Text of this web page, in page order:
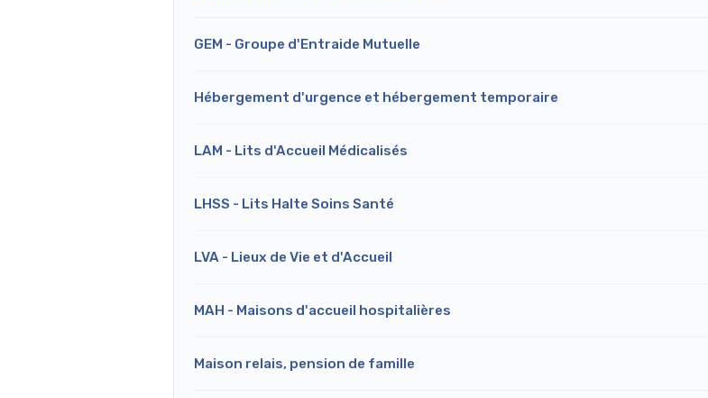
GEM - Groupe d'Entraide Mutuelle
Hébergement d'urgence et hébergement temporaire
LAM - Lits d'Accueil Médicalisés
LHSS - Lits Halte Soins Santé
LVA - Lieux de Vie et d'Accueil
MAH - Maisons d'accueil hospitalières
Maison relais, pension de famille